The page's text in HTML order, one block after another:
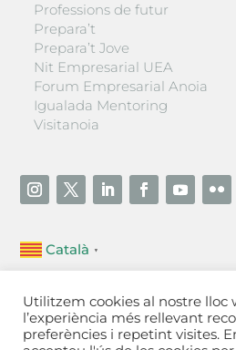
Professions de futur
Prepara’t
Prepara’t Jove
Nit Empresarial UEA
Forum Empresarial Anoia
Igualada Mentoring
Visitanoia
Català ▼
Unió Empresarial de l’Anoia
Ctra. de Manresa, 131, 08700 –
Tel 93 805 22 92
Utilitzem cookies al nostre lloc
l’experiència més rellevant
preferències i repetint visites.